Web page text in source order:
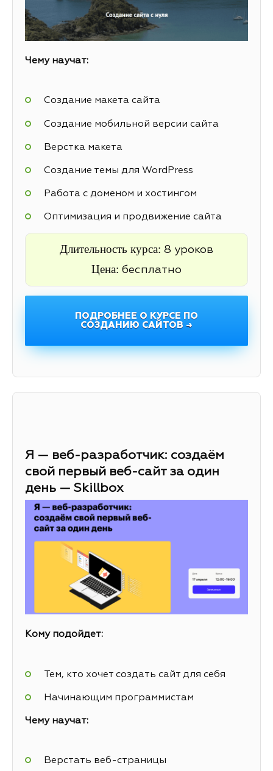
Чему научат:
Создание макета сайта
Создание мобильной версии сайта
Верстка макета
Создание темы для WordPress
Работа с доменом и хостингом
Оптимизация и продвижение сайта
Длительность курса: 8 уроков
Цена: бесплатно
ПОДРОБНЕЕ О КУРСЕ ПО
СОЗДАНИЮ САЙТОВ →
Я — веб-разработчик: создаём
свой первый веб-сайт за один
день — Skillbox
Кому подойдет:
Тем, кто хочет создать сайт для себя
Начинающим программистам
Чему научат:
Верстать веб-страницы